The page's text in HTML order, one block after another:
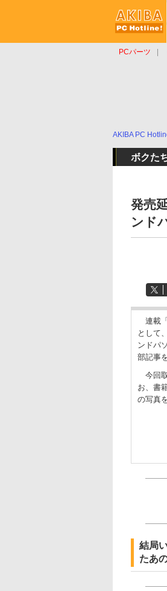
PCパーツ
AKIBA PC
ボクた
発売
ンド
連載
として
ンドパ
部記事
今回
お、書
の写真
結局
たあ